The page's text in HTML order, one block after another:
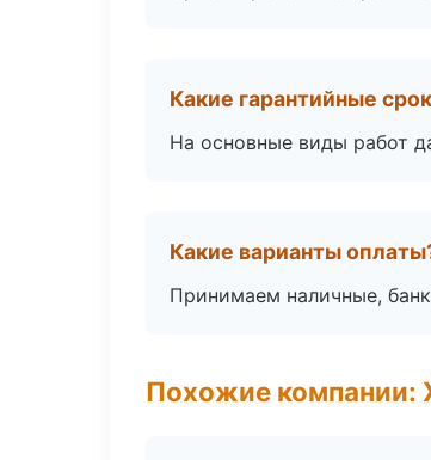
Какие гарантийные
На основные виды работ
Какие варианты
Принимаем наличные,
Похожие компании: